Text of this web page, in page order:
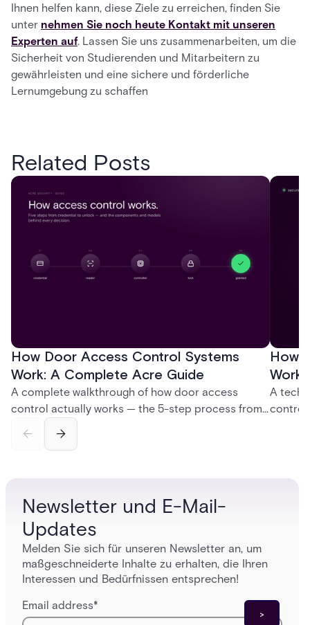
Ihnen helfen kann, diese Ziele zu erreichen, finden Sie
unter nehmen Sie noch heute Kontakt mit unseren
Experten auf. Lassen Sie uns zusammenarbeiten, um die
Sicherheit von Studierenden und Mitarbeitern zu
gewährleisten und eine sichere und förderliche
Lernumgebung zu schaffen
Related Posts
How Door Access Control Systems
Work: A Complete Acre Guide
A complete walkthrough of how door access
control actually works — the 5-step process from
and software components, and the access control
How
A
control
Newsletter und E-Mail-
Updates
Melden Sie sich für unseren Newsletter an, um
maßgeschneiderte Inhalte zu erhalten, die Ihren
Interessen und Bedürfnissen entsprechen!
Email address*